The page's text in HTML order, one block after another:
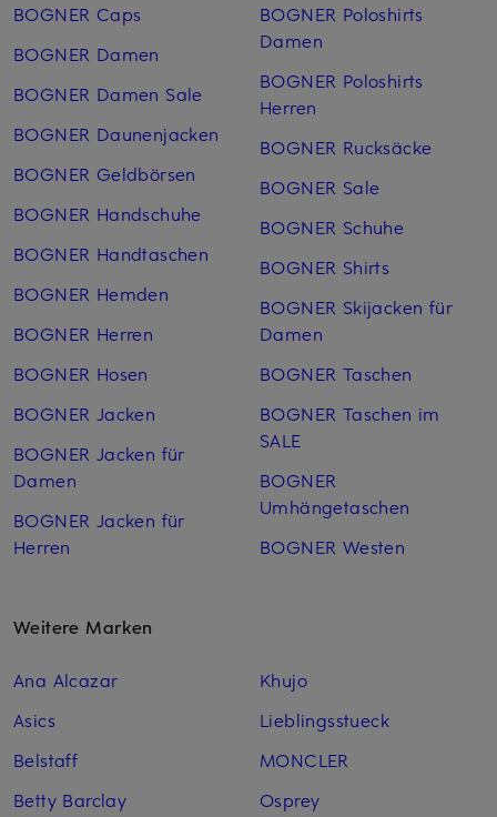
BOGNER Caps
BOGNER Damen
BOGNER Damen Sale
BOGNER Daunenjacken
BOGNER Geldbörsen
BOGNER Handschuhe
BOGNER Handtaschen
BOGNER Hemden
BOGNER Herren
BOGNER Hosen
BOGNER Jacken
BOGNER Jacken für
Damen
BOGNER Jacken für
Herren
BOGNER Poloshirts
Damen
BOGNER Poloshirts
Herren
BOGNER Rucksäcke
BOGNER Sale
BOGNER Schuhe
BOGNER Shirts
BOGNER Skijacken für
Damen
BOGNER Taschen
BOGNER Taschen im
SALE
BOGNER
Umhängetaschen
BOGNER Westen
Weitere Marken
Ana Alcazar
Asics
Belstaff
Betty Barclay
Khujo
Lieblingsstueck
MONCLER
Osprey